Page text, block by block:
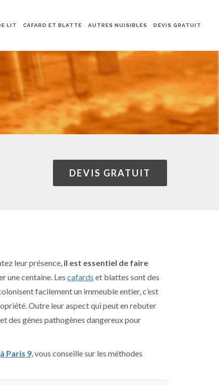
LIT CAFARD ET BLATTE AUTRES NUISIBLES DEVIS GRATUIT
DEVIS GRATUIT
leur présence, il est essentiel de faire
une centaine. Les cafards et blattes sont des
facilement un immeuble entier, c’est
Outre leur aspect qui peut en rebuter
des gènes pathogènes dangereux pour
Paris 9, vous conseille sur les méthodes